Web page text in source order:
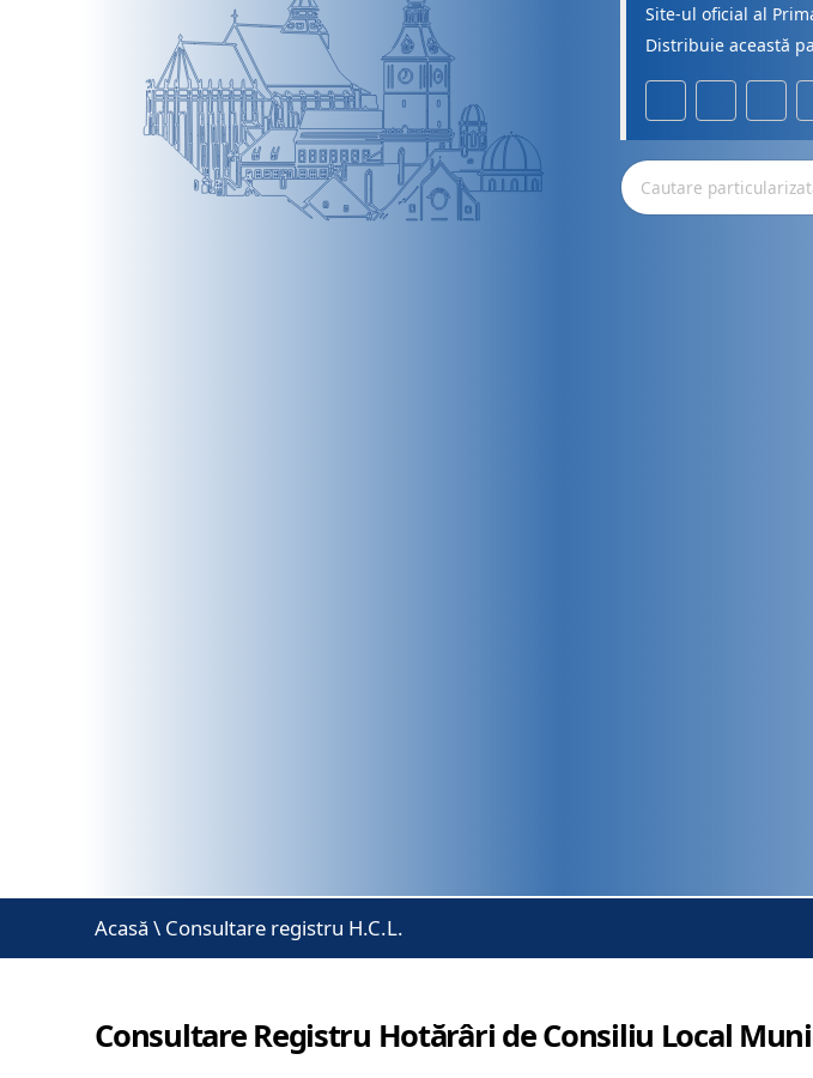
Site-ul oficial al
Distribuie această
Acasă \ Consultare registru H.C.L.
Consultare Registru Hotărâri de Consiliu Local